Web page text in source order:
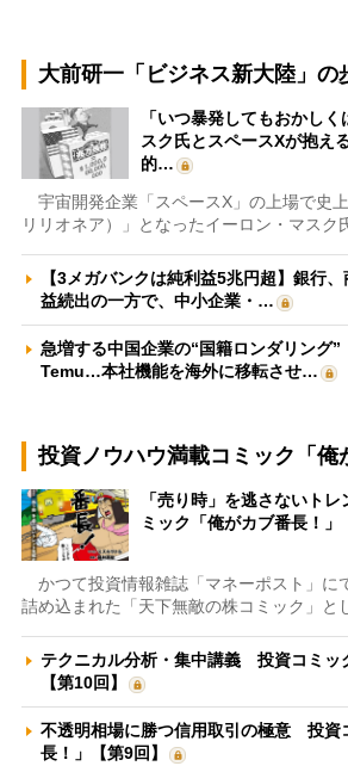
大前研一「ビジネス新大陸」の
「いつ暴発してもおかし
スク氏とスペースXが抱え
的…
宇宙開発企業「スペースX」の上場で史
リリオネア）」となったイーロン・マスク
【3メガバンクは純利益5兆円超】銀行
益続出の一方で、中小企業・…
急増する中国企業の“国籍ロンダリング
Temu…本社機能を海外に移転させ…
投資ノウハウ満載コミック「俺
「売り時」を逃さないト
ミック「俺がカブ番長！」
かつて投資情報雑誌「マネーポスト」に
詰め込まれた「天下無敵の株コミック」と
テクニカル分析・集中講義 投資コミッ
【第10回】
不透明相場に勝つ信用取引の極意 投資
長！」【第9回】